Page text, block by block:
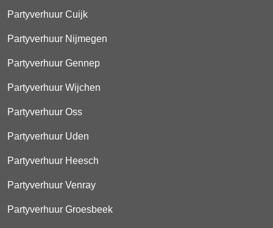
Partyverhuur Cuijk
Partyverhuur Nijmegen
Partyverhuur Gennep
Partyverhuur Wijchen
Partyverhuur Oss
Partyverhuur Uden
Partyverhuur Heesch
Partyverhuur Venray
Partyverhuur Groesbeek